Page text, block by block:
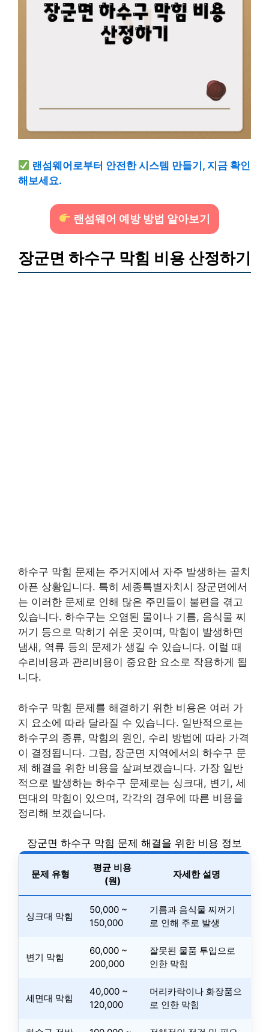
랜섬웨어로부터 안전한 시스템 만들기, 지금 확인
해보세요.
랜섬웨어 예방 방법 알아보기
장군면 하수구 막힘 비용 산정하기
하수구 막힘 문제는 주거지에서 자주 발생하는 골치
아픈 상황입니다. 특히 세종특별자치시 장군면에서
는 이러한 문제로 인해 많은 주민들이 불편을 겪고
있습니다. 하수구는 오염된 물이나 기름, 음식물 찌
꺼기 등으로 막히기 쉬운 곳이며, 막힘이 발생하면
냄새, 역류 등의 문제가 생길 수 있습니다. 이럴 때
수리비용과 관리비용이 중요한 요소로 작용하게 됩
니다.
하수구 막힘 문제를 해결하기 위한 비용은 여러 가
지 요소에 따라 달라질 수 있습니다. 일반적으로는
하수구의 종류, 막힘의 원인, 수리 방법에 따라 가격
이 결정됩니다. 그럼, 장군면 지역에서의 하수구 문
제 해결을 위한 비용을 살펴보겠습니다. 가장 일반
적으로 발생하는 하수구 문제로는 싱크대, 변기, 세
면대의 막힘이 있으며, 각각의 경우에 따른 비용을
정리해 보겠습니다.
장군면 하수구 막힘 문제 해결을 위한 비용 정보
문제 유형
평균 비용
(원)
자세한 설명
싱크대 막힘
50,000 ~
150,000
기름과 음식물 찌꺼기
로 인해 주로 발생
변기 막힘
60,000 ~
200,000
잘못된 물품 투입으로
인한 막힘
세면대 막힘
40,000 ~
120,000
머리카락이나 화장품으
로 인한 막힘